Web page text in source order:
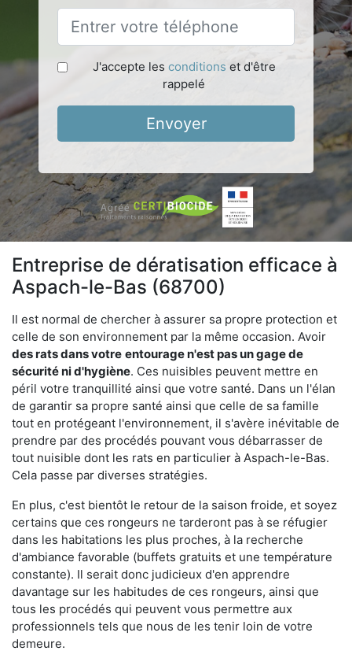
J'accepte les conditions et d'être
rappelé
Envoyer
Entreprise de dératisation efficace à
Aspach-le-Bas (68700)
Il est normal de chercher à assurer sa propre protection et
celle de son environnement par la même occasion. Avoir
des rats dans votre entourage n'est pas un gage de
sécurité ni d'hygiène. Ces nuisibles peuvent mettre en
péril votre tranquillité ainsi que votre santé. Dans un l'élan
de garantir sa propre santé ainsi que celle de sa famille
tout en protégeant l'environnement, il s'avère inévitable de
prendre par des procédés pouvant vous débarrasser de
tout nuisible dont les rats en particulier à Aspach-le-Bas.
Cela passe par diverses stratégies.
En plus, c'est bientôt le retour de la saison froide, et soyez
certains que ces rongeurs ne tarderont pas à se réfugier
dans les habitations les plus proches, à la recherche
d'ambiance favorable (buffets gratuits et une température
constante). Il serait donc judicieux d'en apprendre
davantage sur les habitudes de ces rongeurs, ainsi que
tous les procédés qui peuvent vous permettre aux
professionnels tels que nous de les tenir loin de votre
demeure.